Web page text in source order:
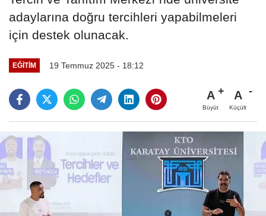
adaylarına doğru tercihleri yapabilmeleri
için destek olunacak.
EĞITIM 19 Temmuz 2025 - 18:12
A
Büyüt
A
Küçült